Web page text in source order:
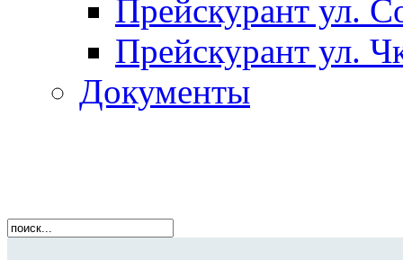
Прейскурант ул.
Прейскурант ул.
Документы